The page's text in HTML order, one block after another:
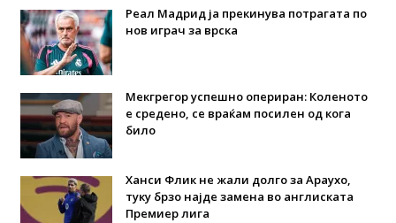
Реал Мадрид ја прекинува потрагата по
нов играч за врска
Мекгрегор успешно опериран: Коленото
е средено, се враќам посилен од кога
било
Ханси Флик не жали долго за Араухо,
туку брзо најде замена во англиската
Премиер лига